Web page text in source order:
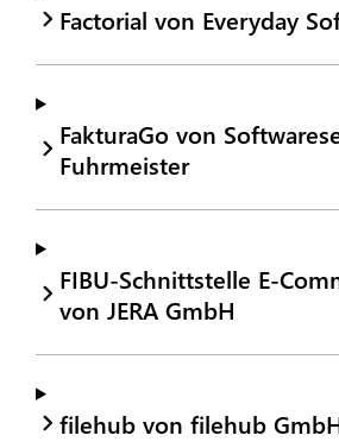
Factorial von Everyday
FakturaGo von
Fuhrmeister
FIBU-Schnittstelle E-
von JERA GmbH
filehub von filehub